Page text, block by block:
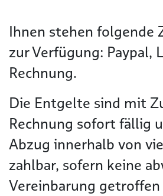
Ihnen stehen folgende
zur Verfügung: Paypal,
Rechnung.
Die Entgelte sind mit
Rechnung sofort fällig
Abzug innerhalb von
zahlbar, sofern keine
Vereinbarung getroffen